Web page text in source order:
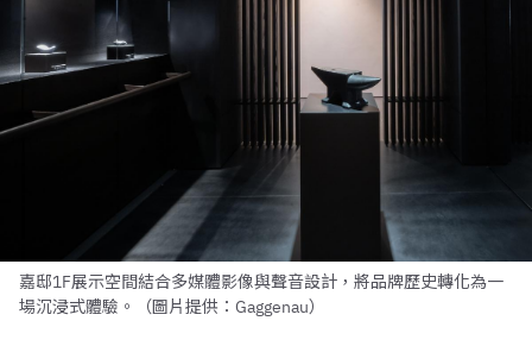
嘉邸1F展示空間結合多媒體影像與聲音設計，將品牌歷史轉化為一
場沉浸式體驗。（圖片提供：Gaggenau）